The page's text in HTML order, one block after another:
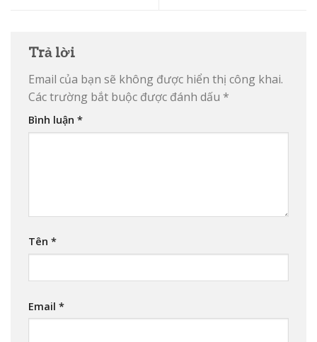
Trả lời
Email của bạn sẽ không được hiển thị công khai.
Các trường bắt buộc được đánh dấu *
Bình luận *
Tên *
Email *